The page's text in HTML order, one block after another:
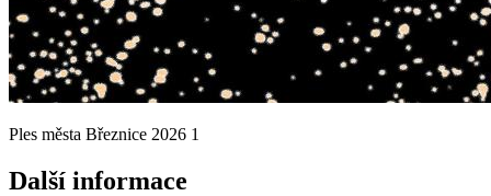
Ples města Březnice 2026 1
Další informace